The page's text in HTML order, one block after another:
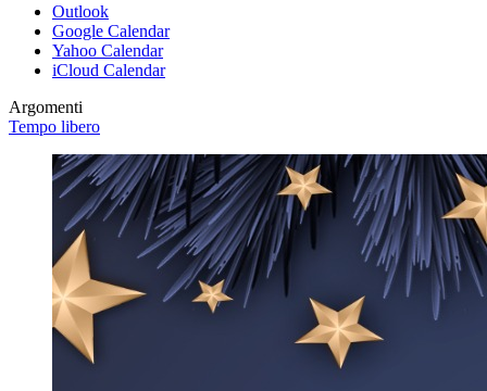
Outlook
Google Calendar
Yahoo Calendar
iCloud Calendar
Argomenti
Tempo libero